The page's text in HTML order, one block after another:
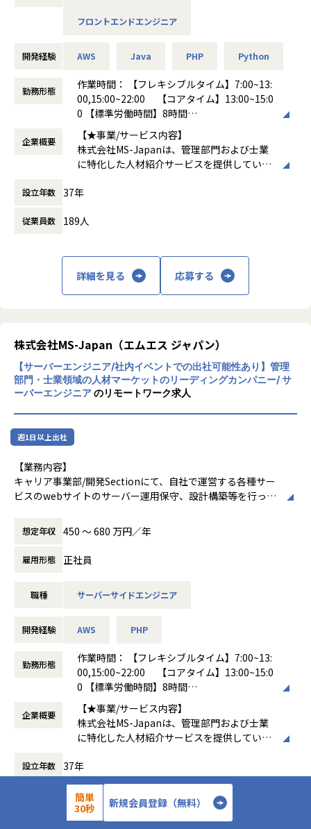
フロントエンド、バックエンド、サーバサイドのすべての領
スを提供することが求められます。また、チームのテックリ
ムメンバーを指導・育成をお願いします。開発体制の内製化
を進めているため、上流工程からプロジェクトに参画するこ
とができます。
＜具体的な業務例＞
フロントエンド開発
・ユーザーインターフェースの設計および実装
・HTML、CSS、JavaScriptを使用したWebページの開発バ
ックエンド開発
・サーバーサイドロジックおよびAPIの設計
・実装・データベースの設計、クエリの最適化、およびデー
タ操作（MySQL、PostgreSQLなど）
ーバサイド業務
・サーバー環境の構築および運用（Linuxベース）
発プロジェクトの技術的な方向性の決定
・コードレビューおよびベストプラクティスの導入
・ステークホルダーとの技術的なコミュニケーション
当社業務全般
フロントエンドエンジニア
開発経験 AWS Java PHP Python
勤務形態
作業時間： 【フレキシブルタイム】7:00~13:
00,15:00~22:00 【コアタイム】13:00~15:0
0 【標準労働時間】8時間
働き方：
フレックス制（コアタイムあり）
時間外労働の有無： 有（月平均10時間～30
時間）
休憩時間： 60分
企業概要
【★事業/サービス内容】
株式会社MS-Japanは、管理部門および士業
に特化した人材紹介サービスを提供していま
などの管理部門職や、公認会計士・税理士・
す。また、ダイレクトリクルーティングメデ
も運営しています。
【★社風/文化】
株式会社MS-Japanの社風は、風通しが良
る気がある人には多くのチャンスが与えられ
ます。また、社員同士の協力やコミュニケー
ションを大切にし、温かみのある職場環境が
整っています。
【★働き方/リモートワーク】
株式会社MS-Japanでは、フレックスタイム
能です。コロナ禍以降もリモートワークを継
続し、社員のパフォーマンスを最大化する環
設立年数 37年
従業員数 189人
詳細を見る 応募する
株式会社MS-Japan（エムエス ジャパン）
【サーバーエンジニア/社内イベントでの出社可能性あり】管理
部門・士業領域の人材マーケットのリーディングカンパニー/ サ
ーバーエンジニアのリモートワーク求人
週1日以上出社
【業務内容】
キャリア事業部/開発Sectionにて、自社で運営する各種サー
ビスのwebサイトのサーバー運用保守、設計構築等を行って
＜担当業務＞
サーバーサイドエンジニア/SREとして、自社運営のWEBメ
ディア「manegy」や各種サービスサイト「MS Career」「L
EGAL NET」等のサーバーの運用保守、設計構築などサーバ
ため、上流工程からプロジェクトに参画することができま
＜具体的な業務例＞
期メンテナンス・サーバーのパフォーマンス最適化および負
荷分散・バックアップおよびリカバリの管理データベースの
設計と管理・データベースの設計
改善
・データのバックアップおよびリカバリの管理サーバーソフ
トウェアの管理・Apache、Nginxなどサーバソフトウェアの
・サーバーソフトウェアのアップデート、パッチ適用、セキ
ュリティ設定・ログ監視および分析、問題のトラブルシュー
ティングコラボレーションおよび技術文書
・バックエンドエンジニア、フロントエンドエンジニア、デ
想定年収 450 〜 680 万円／年
雇用形態 正社員
職種 サーバーサイドエンジニア
開発経験 AWS PHP
勤務形態
作業時間： 【フレキシブルタイム】7:00~13:
00,15:00~22:00 【コアタイム】13:00~15:0
0 【標準労働時間】8時間
働き方：
フレックス制（コアタイムあり）
時間外労働の有無： 有（月平均10時間～30
時間）
休憩時間： 60分
企業概要
【★事業/サービス内容】
株式会社MS-Japanは、管理部門および士業
に特化した人材紹介サービスを提供していま
などの管理部門職や、公認会計士・税理士・
弁護士などの士業専門職の転職支援がありま
す。また、ダイレクトリクルーティングメデ
ィア「MS Jobs」や、経営管理領域の情報を
提供するビジネスメディア「Manegy」など
設立年数 37年
189人
簡単
30秒
新規会員登録（無料）